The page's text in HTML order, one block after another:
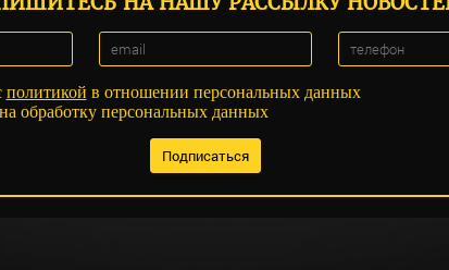
политикой в отношении персональных данных
обработку персональных данных